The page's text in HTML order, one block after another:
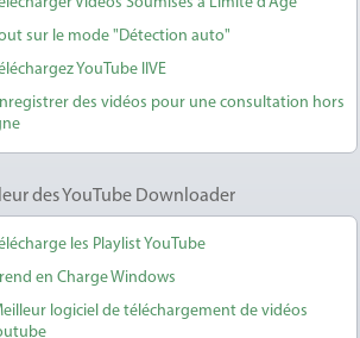
sur le mode "Détection auto"
YouTube lIVE
des vidéos pour une consultation hors
des YouTube Downloader
les Playlist YouTube
en Charge Windows
logiciel de téléchargement de vidéos